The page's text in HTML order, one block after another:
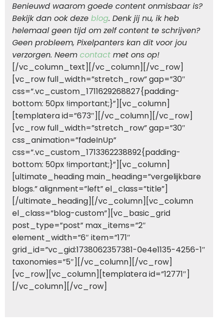
Benieuwd waarom goede content onmisbaar is?
Bekijk dan ook deze blog. Denk jij nu, ik heb
helemaal geen tijd om zelf content te schrijven?
Geen probleem, Pixelpanters kan dit voor jou
verzorgen. Neem contact met ons op!
[/vc_column_text][/vc_column][/vc_row]
[vc_row full_width=”stretch_row” gap=”30″
css=”.vc_custom_1711629268827{padding-
bottom: 50px !important;}”][vc_column]
[templatera id=”673″][/vc_column][/vc_row]
[vc_row full_width=”stretch_row” gap=”30″
css_animation=”fadeInUp”
css=”.vc_custom_1713362238892{padding-
bottom: 50px !important;}”][vc_column]
[ultimate_heading main_heading=”vergelijkbare
blogs.” alignment=”left” el_class=”title”]
[/ultimate_heading][/vc_column][vc_column
el_class=”blog-custom”][vc_basic_grid
post_type=”post” max_items=”2″
element_width=”6″ item=”171″
grid_id=”vc_gid:1738062357381-0e4e1135-4256-1″
taxonomies=”5″][/vc_column][/vc_row]
[vc_row][vc_column][templatera id=”12771″]
[/vc_column][/vc_row]